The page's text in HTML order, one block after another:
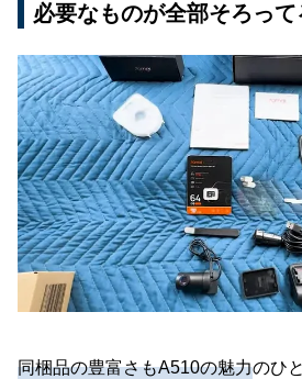
必要なものが全部そろって
同梱品の豊富さもA510の魅力のひ